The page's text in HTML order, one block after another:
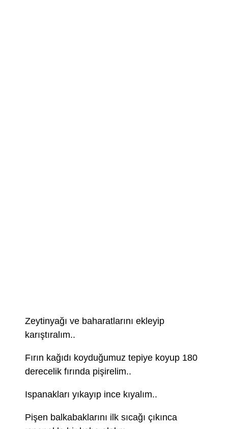
Zeytinyağı ve baharatlarını ekleyip
karıştıralım..
Fırın kağıdı koyduğumuz tepiye koyup 180
derecelik fırında pişirelim..
Ispanakları yıkayıp ince kıyalım..
Pişen balkabaklarını ilk sıcağı çıkınca